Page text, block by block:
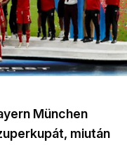
München
miután